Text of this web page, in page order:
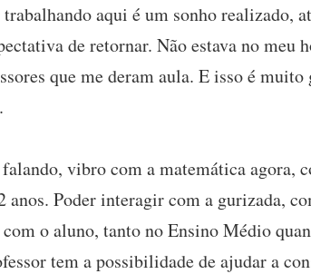
aqui é um sonho realizado,
de retornar. Não estava no
que me deram aula. E isso é
vibro com a matemática agora,
Poder interagir com a gurizada,
o aluno, tanto no Ensino Médio
tem a possibilidade de ajudar a